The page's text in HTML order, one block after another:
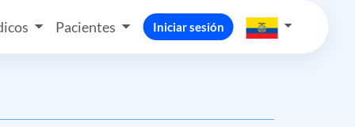
Pacientes Iniciar sesión